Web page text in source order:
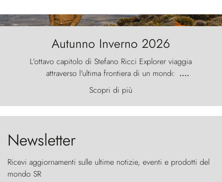
Autunno Inverno 2026
L'ottavo capitolo di Stefano Ricci Explorer viaggia
attraverso l'ultima frontiera di un mondo
primordiale, dove il vento scolpisce la natura con
furia ancestrale e le Torres del Paine sfidano il
cielo come sentinelle di pietra.
....
Scopri di più
Newsletter
Ricevi aggiornamenti sulle ultime notizie, eventi e prodotti del
mondo SR